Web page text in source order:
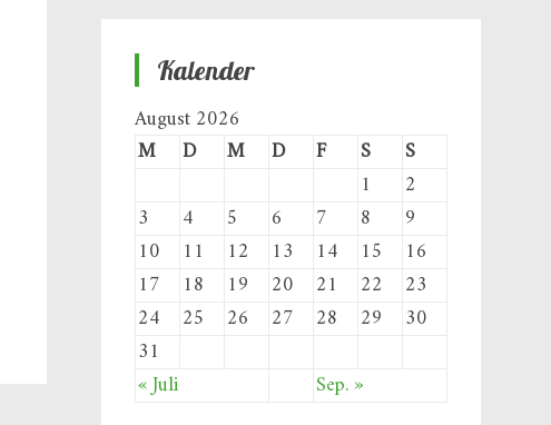
Kalender
August 2026
M
D M D F S
S
1
2
3
4 5 6 7 8
9
10
11 12 13 14 15
16
17
18 19 20 21 22
23
24
25 26 27 28 29
30
31
« Juli
Sep. »